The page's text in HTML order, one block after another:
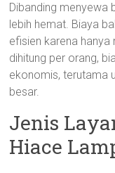
Dibanding menyewa
lebih hemat. Biaya
efisien karena
dihitung per orang,
ekonomis, terutama
besar.
Jenis
Hiace